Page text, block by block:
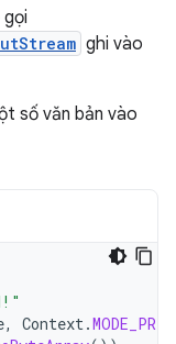
ghi vào
số văn bản vào
, Context.